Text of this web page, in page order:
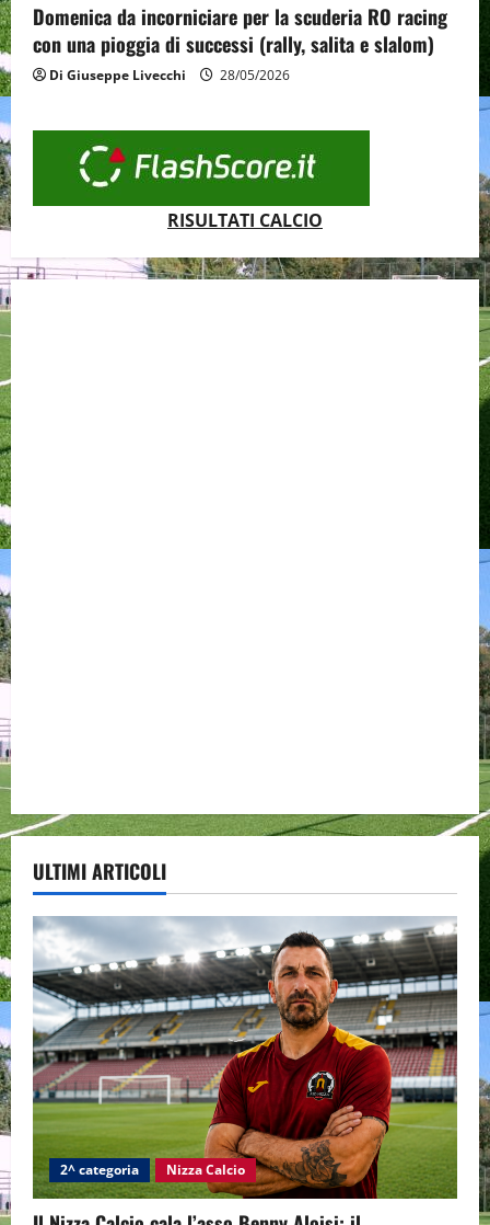
Domenica da incorniciare per la scuderia RO racing
con una pioggia di successi (rally, salita e slalom)
Di Giuseppe Livecchi 28/05/2026
RISULTATI CALCIO
ULTIMI ARTICOLI
2^ categoria Nizza Calcio